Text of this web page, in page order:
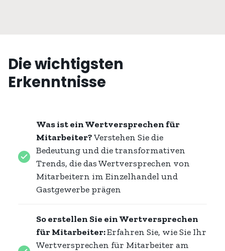
Die wichtigsten
Erkenntnisse
Was ist ein Wertversprechen für
Mitarbeiter?Verstehen Sie die
Bedeutung und die transformativen
Trends, die das Wertversprechen von
Mitarbeitern im Einzelhandel und
Gastgewerbe prägen
So erstellen Sie ein Wertversprechen
für Mitarbeiter:Erfahren Sie, wie Sie Ihr
Wertversprechen für Mitarbeiter am